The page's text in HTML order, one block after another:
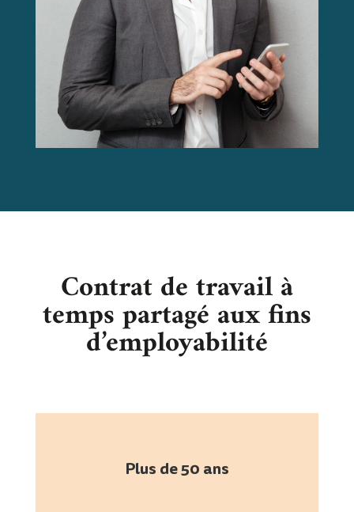
Contrat de travail à
temps partagé aux fins
d’employabilité
Plus de 50 ans